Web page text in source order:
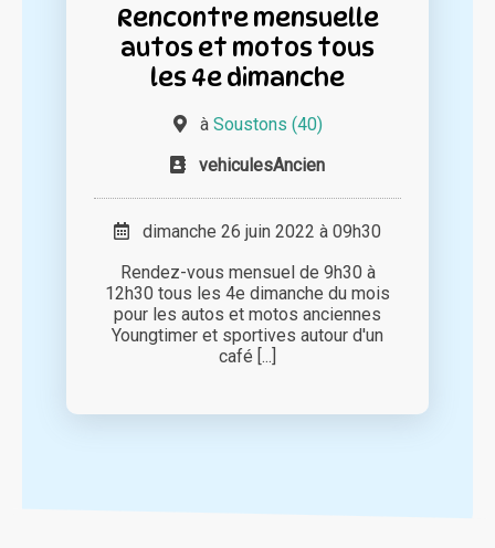
Rencontre mensuelle
autos et motos tous
les 4e dimanche
à Soustons (40)
vehiculesAncien
dimanche 26 juin 2022 à 09h30
Rendez-vous mensuel de 9h30 à
12h30 tous les 4e dimanche du mois
pour les autos et motos anciennes
Youngtimer et sportives autour d'un
café [...]